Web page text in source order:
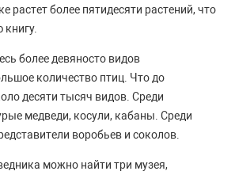
растет более пятидесяти растений, что
более девяносто видов
количество птиц. Что до
десяти тысяч видов. Среди
медведи, косули, кабаны. Среди
воробьев и соколов.
можно найти три музея,